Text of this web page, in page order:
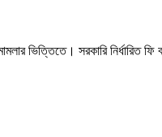
ভিত্তিতে। সরকারি নির্ধারিত ফি